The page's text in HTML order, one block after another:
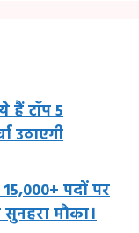
हैं टॉप 5
उठाएगी
पदों पर
मौका।